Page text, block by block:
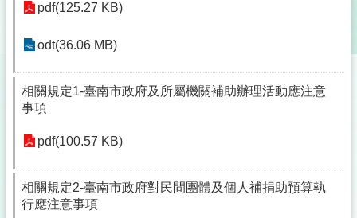
pdf(125.27 KB)
odt(36.06 MB)
相關規定1-臺南市政府及所屬機關補助辦理活動應注意
事項
pdf(100.57 KB)
相關規定2-臺南市政府對民間團體及個人補捐助預算執
行應注意事項